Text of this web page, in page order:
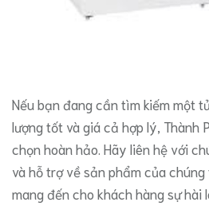
Nếu bạn đang cần tìm kiếm một
lượng tốt và giá cả hợp lý, Thành
chọn hoàn hảo. Hãy liên hệ với
và hỗ trợ về sản phẩm của
mang đến cho khách hàng sự hài